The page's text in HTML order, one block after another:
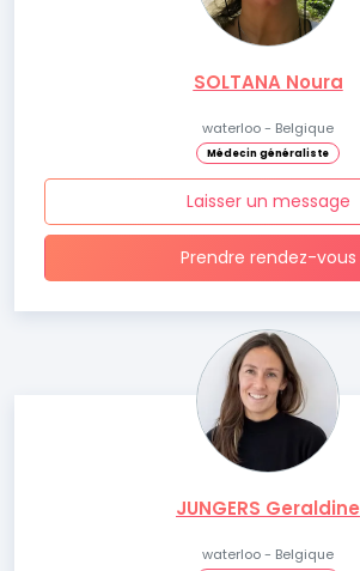
SOLTANA Noura
waterloo - Belgique
Médecin généraliste
Laisser un message
Prendre rendez-vous
JUNGERS Geraldine
waterloo - Belgique